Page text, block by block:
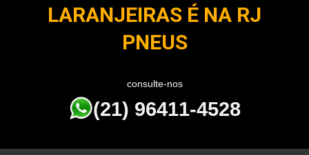
LARANJEIRAS É NA RJ
PNEUS
consulte-nos
(21) 96411-4528